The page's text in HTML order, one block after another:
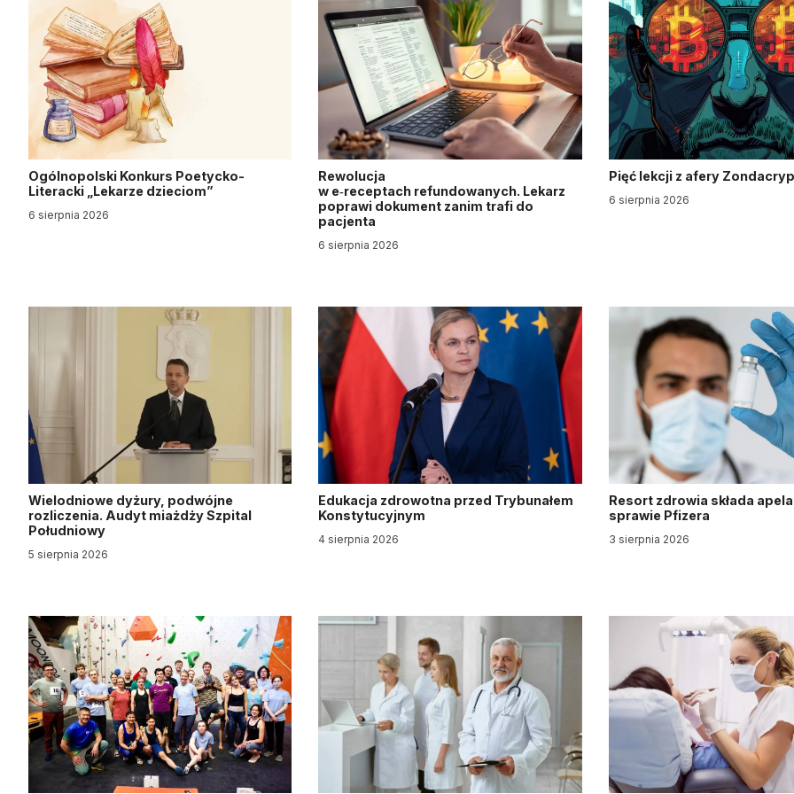
Ogólnopolski Konkurs Poetycko-
Literacki „Lekarze dzieciom”
6 sierpnia 2026
Rewolucja
w e‑receptach refundowanych. Lekarz
poprawi dokument zanim trafi do
pacjenta
6 sierpnia 2026
Pięć lekcji z afery
6 sierpnia 2026
Wielodniowe dyżury, podwójne
rozliczenia. Audyt miażdży Szpital
Południowy
5 sierpnia 2026
Edukacja zdrowotna przed Trybunałem
Konstytucyjnym
4 sierpnia 2026
Resort zdrowia składa
sprawie Pfizera
3 sierpnia 2026